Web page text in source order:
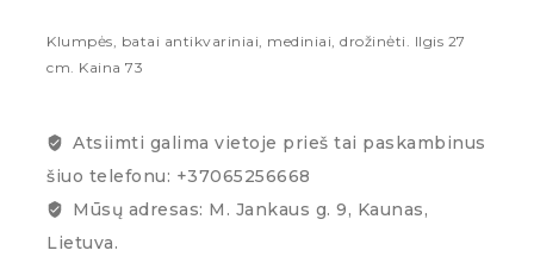
Klumpės, batai antikvariniai, mediniai, drožinėti. Ilgis 27
cm. Kaina 73
Atsiimti galima vietoje prieš tai paskambinus
šiuo telefonu: +37065256668
Mūsų adresas: M. Jankaus g. 9, Kaunas,
Lietuva.